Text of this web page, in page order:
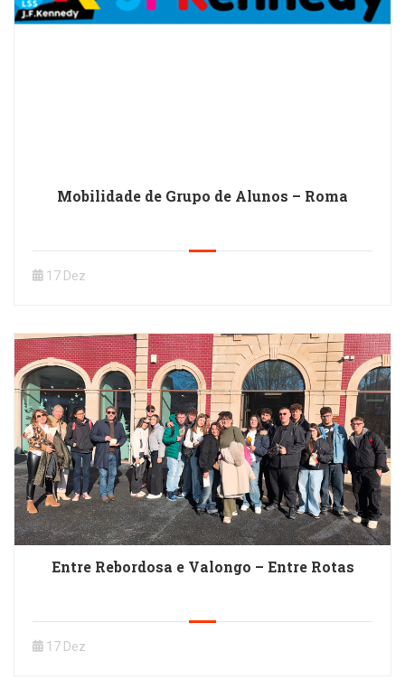
Mobilidade de Grupo de Alunos – Roma
17 Dez
Entre Rebordosa e Valongo – Entre Rotas
17 Dez